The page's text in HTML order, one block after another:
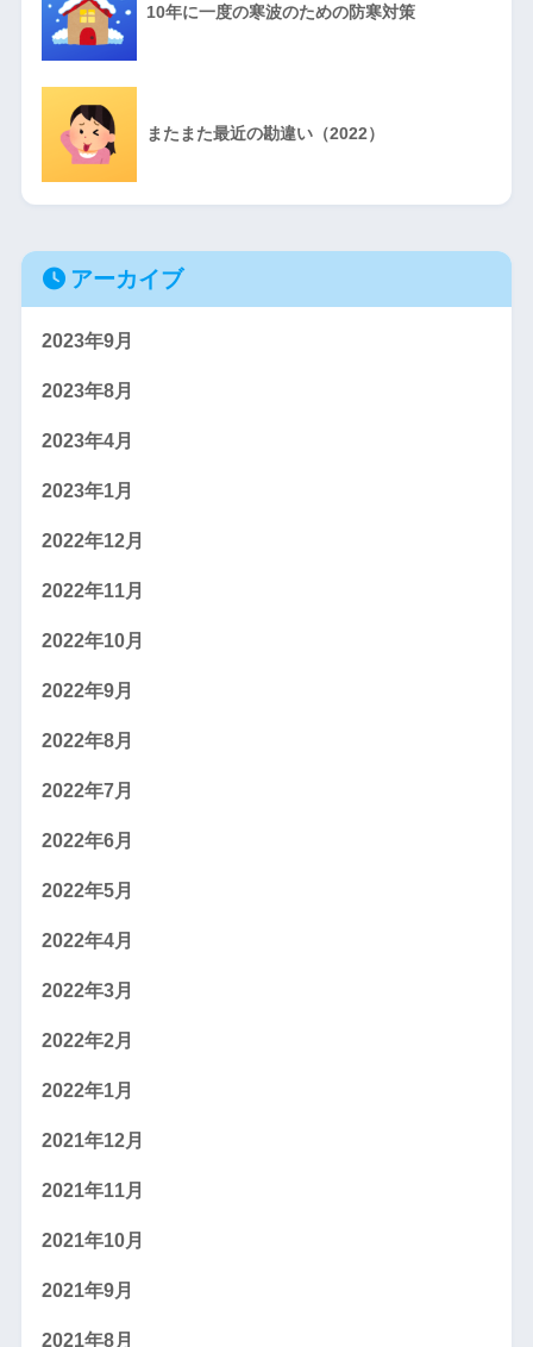
10年に一度の寒波のための防寒対策
またまた最近の勘違い（2022）
アーカイブ
2023年9月
2023年8月
2023年4月
2023年1月
2022年12月
2022年11月
2022年10月
2022年9月
2022年8月
2022年7月
2022年6月
2022年5月
2022年4月
2022年3月
2022年2月
2022年1月
2021年12月
2021年11月
2021年10月
2021年9月
2021年8月